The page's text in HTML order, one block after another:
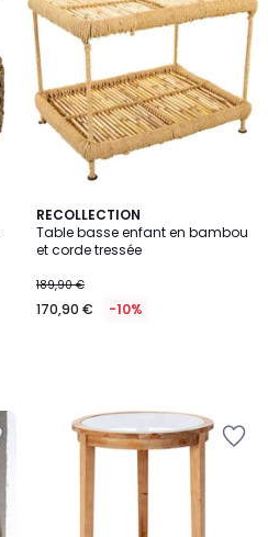
RECOLLECTION
Table basse enfant en bambou
et corde tressée
189,90 €
170,90 € -10%